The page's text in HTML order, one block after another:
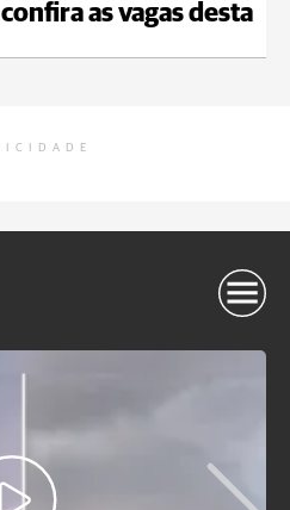
as vagas desta